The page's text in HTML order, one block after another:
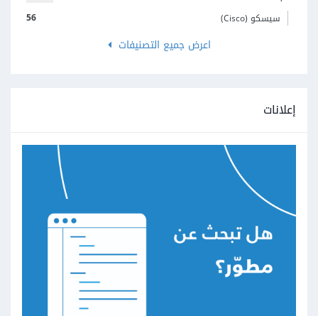
56 سيسكو (Cisco)
اعرض جميع التصنيفات
إعلانات